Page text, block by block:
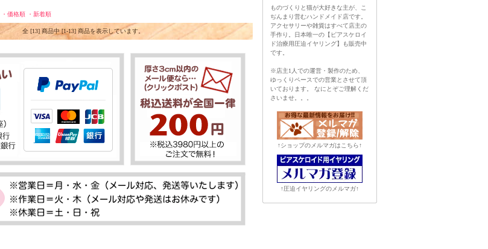
・価格順 ・新着順
全 [13] 商品中 [1-13] 商品を表示しています。
ものづくりと猫が大好きな主が、こ
ぢんまり営むハンドメイド店です。
アクセサリーや雑貨はすべて店主の
手作り。日本唯一の【ピアスケロイ
ド治療用圧迫イヤリング】も販売中
です。
※店主1人での運営・製作のため、
ゆっくりペースでの営業とさせて頂
いております。 なにとぞご理解くだ
さいませ。。。
↑ショップのメルマガはこちら↑
↑圧迫イヤリングのメルマガ↑